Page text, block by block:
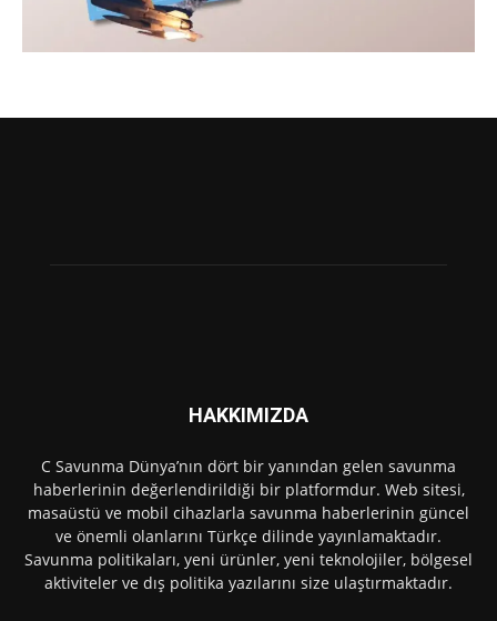
HAKKIMIZDA
C Savunma Dünya’nın dört bir yanından gelen savunma
haberlerinin değerlendirildiği bir platformdur. Web sitesi,
masaüstü ve mobil cihazlarla savunma haberlerinin güncel
ve önemli olanlarını Türkçe dilinde yayınlamaktadır.
Savunma politikaları, yeni ürünler, yeni teknolojiler, bölgesel
aktiviteler ve dış politika yazılarını size ulaştırmaktadır.